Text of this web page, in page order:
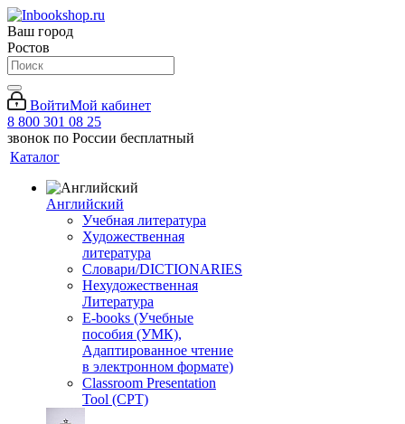
Ваш город
Ростов
ВойтиМой кабинет
8 800 301 08 25
звонок по России бесплатный
Каталог
Английский
Учебная литература
Художественная
литература
Словари/DICTIONARIES
Нехудожественная
Литература
E-books (Учебные
пособия (УМК),
Адаптированное чтение
в электронном формате)
Classroom Presentation
Tool (CPT)